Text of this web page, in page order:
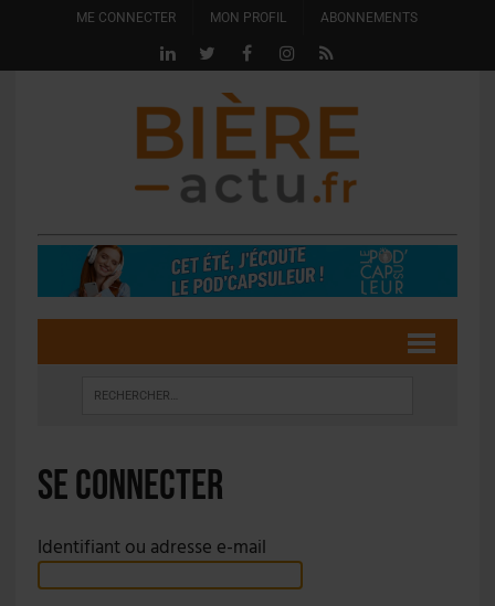
ME CONNECTER MON PROFIL ABONNEMENTS
Se connecter
Identifiant ou adresse e-mail